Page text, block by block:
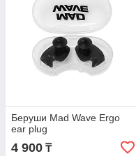
Беруши Mad Wave Ergo
ear plug
4 900 ₸